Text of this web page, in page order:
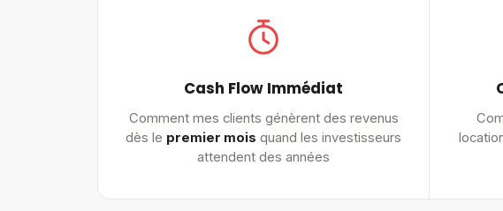
Cash Flow Immédiat
Comment mes clients génèrent des revenus
dès le premier mois quand les investisseurs
attendent des années